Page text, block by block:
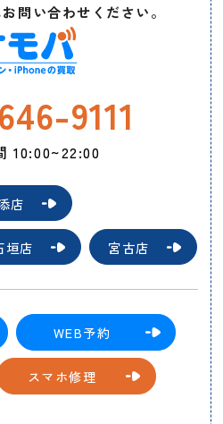
問い合わせください。
9111
10:00~22:00
店
垣店 宮古店
WEB予約
スマホ修理